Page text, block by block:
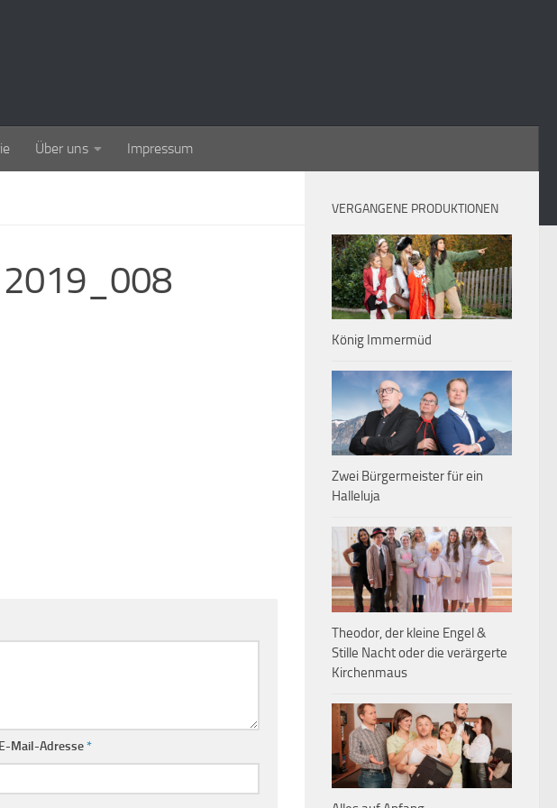
Über uns Impressum
2019_008
E-Mail-Adresse*
VERGANGENE PRODUKTIONEN
König Immermüd
Zwei Bürgermeister für ein
Halleluja
Theodor, der kleine Engel &
Stille Nacht oder die verärgerte
Kirchenmaus